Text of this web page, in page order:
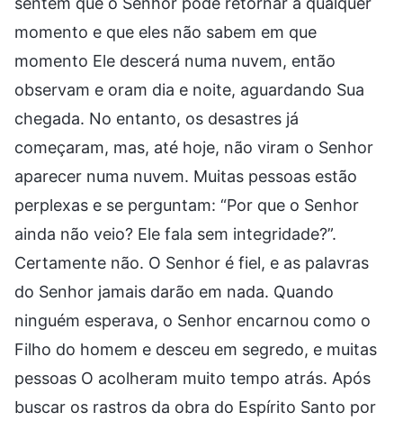
momento e que eles não sabem em que
momento Ele descerá numa nuvem, então
observam e oram dia e noite, aguardando Sua
chegada. No entanto, os desastres já
começaram, mas, até hoje, não viram o Senhor
aparecer numa nuvem. Muitas pessoas estão
perplexas e se perguntam: “Por que o Senhor
ainda não veio? Ele fala sem integridade?”.
Certamente não. O Senhor é fiel, e as palavras
do Senhor jamais darão em nada. Quando
ninguém esperava, o Senhor encarnou como o
Filho do homem e desceu em segredo, e muitas
pessoas O acolheram muito tempo atrás. Após
buscar os rastros da obra do Espírito Santo por